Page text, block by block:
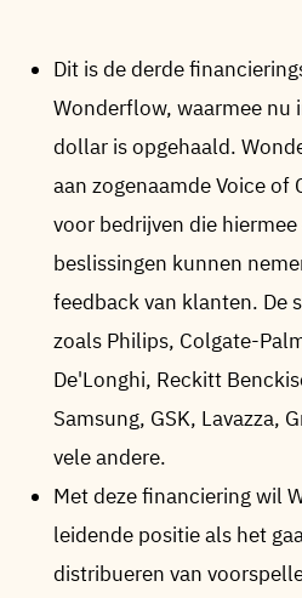
Dit is de derde
Wonderflow, waarmee nu
dollar is opgehaald.
aan zogenaamde Voice of
voor bedrijven die
beslissingen kunnen
feedback van klanten. De
zoals Philips, Colgate-
De'Longhi, Reckitt
Samsung, GSK, Lavazza,
vele andere.
Met deze financiering wil
leidende positie als het
distribueren van